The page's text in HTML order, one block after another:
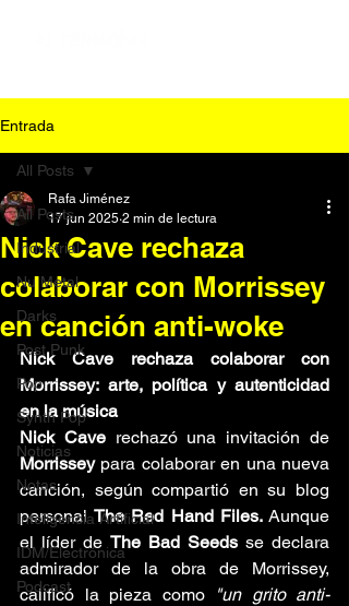
Entrada
All Posts
Industrial
Nu Metal
Darks
Post Punk
Pop
Synth Pop
Noticias
Notas
Inteligencia Artificial
IDM/Electrónica
Podcast
All Posts
Nick Cave rechaza
colaborar con Morrissey
en canción anti-woke
Rafa Jiménez
17 jun 2025 2 min de lectura
Nick Cave rechaza colaborar con
Morrissey: arte, política y autenticidad
en la música
Nick Cave
Morrissey para colaborar en una nueva
canción, según compartió en su blog
personal The Red Hand Files. Aunque
el líder de The Bad Seeds se declara
admirador de la obra de Morrissey,
calificó la pieza como
"un grito anti-